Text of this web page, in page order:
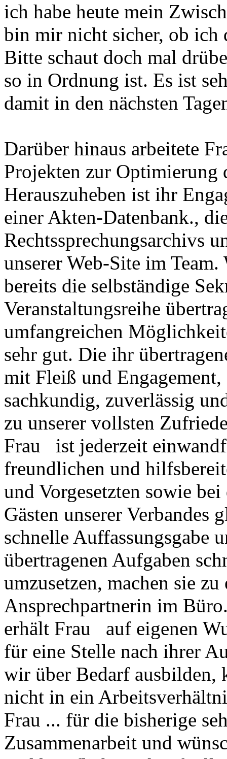
ich habe heute mein
bin mir nicht sicher, ob ich
Bitte schaut doch mal
so in Ordnung ist. Es ist
damit in den nächsten
Darüber hinaus arbeitete
Projekten zur Optimierung
Herauszuheben ist ihr
einer Akten-Datenbank.,
Rechtssprechungsarchivs
unserer Web-Site im
bereits die selbständige
Veranstaltungsreihe
umfangreichen
sehr gut. Die ihr
mit Fleiß und
sachkundig, zuverlässig
zu unserer vollsten
Frau ist jederzeit
freundlichen und
und Vorgesetzten sowie
Gästen unserer Verbandes
schnelle Auffassungsgabe
übertragenen Aufgaben
umzusetzen, machen sie zu
Ansprechpartnerin im
erhält Frau auf eigenen
für eine Stelle nach ihrer
wir über Bedarf ausbilden,
nicht in ein
Frau ... für die bisherige
Zusammenarbeit und